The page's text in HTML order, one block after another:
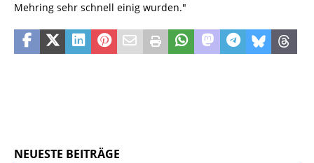
Mehring sehr schnell einig wurden."
NEUESTE BEITRÄGE